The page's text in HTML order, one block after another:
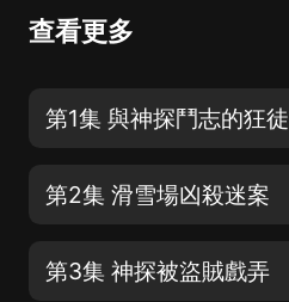
查看更多
第1集 與神探鬥志的狂徒
第2集 滑雪場凶殺迷案
第3集 神探被盜賊戲弄